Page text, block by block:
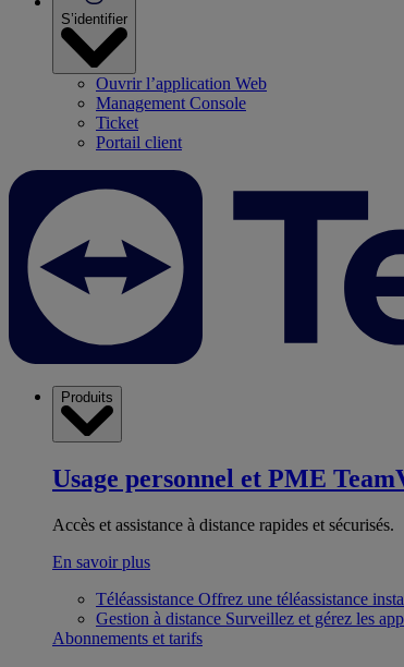
S’identifier
Ouvrir l’application Web
Management Console
Ticket
Portail client
Produits
Usage personnel et PME
Accès et assistance à distance rapides et sécurisés.
En savoir plus
Téléassistance Offrez une téléassistance
Gestion à distance Surveillez et gérez les
Abonnements et tarifs